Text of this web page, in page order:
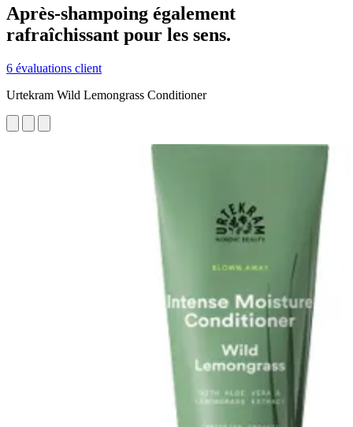
Après-shampoing également
rafraîchissant pour les sens.
6 évaluations client
Urtekram Wild Lemongrass Conditioner